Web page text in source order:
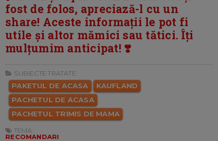
fost de folos, apreciază-l cu un
share! Aceste informații le pot fi
utile și altor mămici sau tătici. Îți
mulțumim anticipat! ❣️
SUBIECTE TRATATE:
PAKETUL DE ACASA
KAUFLAND
PACHETUL DE ACASA
PACHETUL TRIMIS DE MAMA
TEMA:
RECOMANDARI